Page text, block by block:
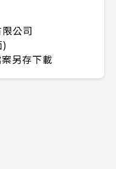
公司
)
另存下載